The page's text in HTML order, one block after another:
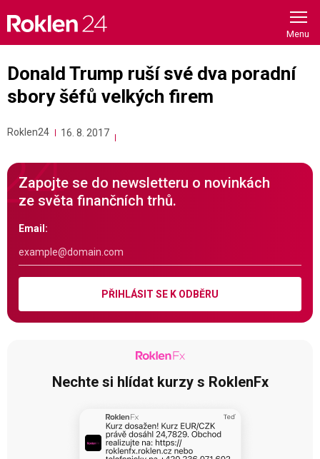
content
Donald Trump ruší své dva poradní
sbory šéfů velkých firem
Roklen24 16. 8. 2017
Zapojte se do newsletteru o novinkách
ze světa finančních trhů.
Email:
PŘIHLÁSIT SE K ODBĚRU
Nechte si hlídat kurzy s RoklenFx